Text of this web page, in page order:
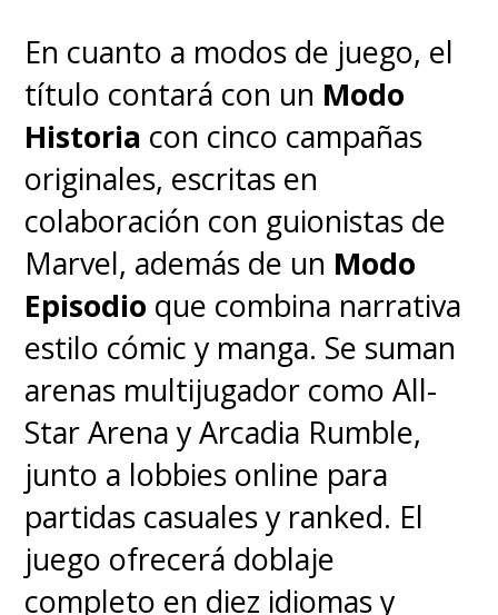
En cuanto a modos de juego, el
título contará con un Modo
Historia con cinco campañas
originales, escritas en
colaboración con guionistas de
Marvel, además de un Modo
Episodio que combina narrativa
estilo cómic y manga. Se suman
arenas multijugador como All-
Star Arena y Arcadia Rumble,
junto a lobbies online para
partidas casuales y ranked. El
juego ofrecerá doblaje
completo en diez idiomas y